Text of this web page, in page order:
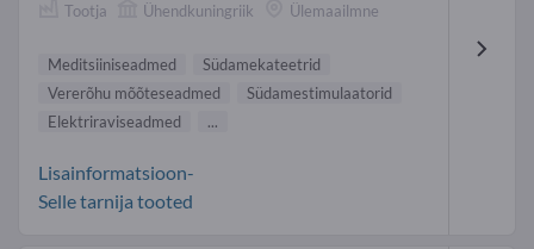
Tootja Ühendkuningriik Ülemaailmne
Meditsiiniseadmed
Südamekateetrid
Vererõhu mõõteseadmed
Südamestimulaatorid
Elektriraviseadmed
...
Lisainformatsioon-
Selle tarnija tooted